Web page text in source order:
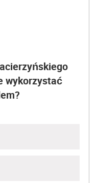
wykorzystać